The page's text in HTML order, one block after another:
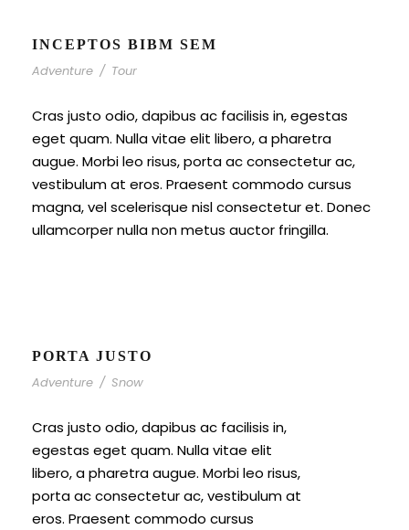
INCEPTOS BIBM SEM
Adventure / Tour
Cras justo odio, dapibus ac facilisis in, egestas
eget quam. Nulla vitae elit libero, a pharetra
augue. Morbi leo risus, porta ac consectetur ac,
vestibulum at eros. Praesent commodo cursus
magna, vel scelerisque nisl consectetur et. Donec
ullamcorper nulla non metus auctor fringilla.
PORTA JUSTO
Adventure / Snow
Cras justo odio, dapibus ac facilisis in,
egestas eget quam. Nulla vitae elit
libero, a pharetra augue. Morbi leo risus,
porta ac consectetur ac, vestibulum at
eros. Praesent commodo cursus